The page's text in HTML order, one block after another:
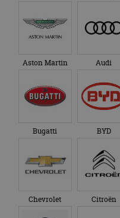
Aston Martin Audi
Bugatti BYD
Chevrolet Citroën